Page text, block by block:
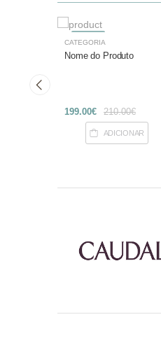
CATEGORIA
Nome do Produto
199.00€ 210.00€
ADICIONAR